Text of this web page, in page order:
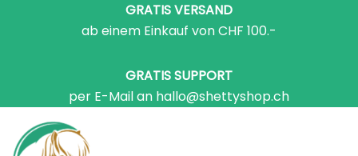
GRATIS VERSAND
ab einem Einkauf von CHF 100.-
GRATIS SUPPORT
per E-Mail an hallo@shettyshop.ch